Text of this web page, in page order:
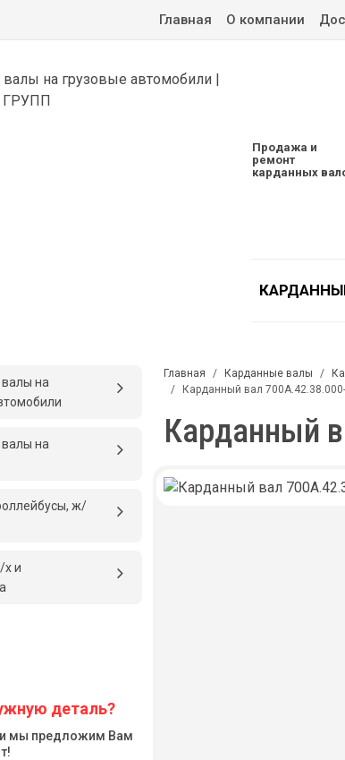
Главная О компании
Продажа и
ремонт
карданных
на
на
ж/
x и
деталь?
мы предложим Вам
Главная Карданные валы
Карданный вал 700А.42.38.000-
Карданный